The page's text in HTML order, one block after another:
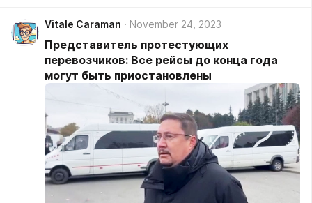
Vitale Caraman November 24, 2023
Представитель протестующих
перевозчиков: Все рейсы до конца года
могут быть приостановлены